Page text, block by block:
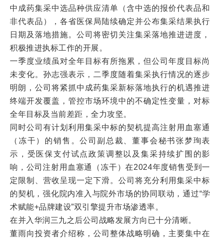
中成药集采中选品种供应清单（含中选的报价代表品和
非代表品），各省医保局陆续确定并公布集采结果执行
日期及落地措施。公司将密切关注集采落地推进进度，
积极推进执标工作的开展。
一季度业绩虽对全年目标有所拖累，但公司年度目标尚
未变化。孙志强表示，二季度随着集采执行情况的逐步
明朗，公司将紧抓中成药集采新标落地执行的机遇推进
终端开发覆盖，管控市场环境中的不确定性变量，对标
全年目标及当前差距，全力攻坚。
同时公司有计划利用集采中标的契机提高注射用血塞通
（冻干）的销售。公司副总裁、董事会秘书张梦珣表
示，受医保支付试点政策调整以及集采持续扩围的影
响，公司注射用血塞通（冻干）在2024年度销售受到一
定限制、营收呈现一定下滑。公司将充分利用集采中标
的契机，强化院内准入与院外市场的协同联动，通过“学
术赋能+品牌建设”双引擎提升市场渗透率。
在并入华润三九之后公司战略发展方向已十分清晰。
董雨向投资者介绍称，公司整体战略明确，主要集中在